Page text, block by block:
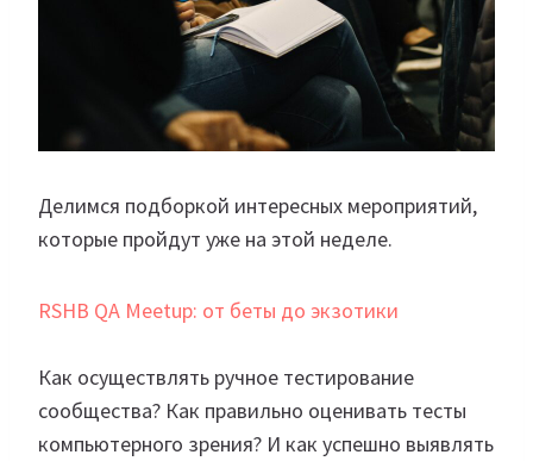
Делимся подборкой интересных мероприятий,
которые пройдут уже на этой неделе.
RSHB QA Meetup: от беты до экзотики
Как осуществлять ручное тестирование
сообщества? Как правильно оценивать тесты
компьютерного зрения? И как успешно выявлять